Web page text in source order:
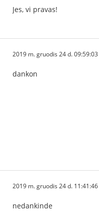
Jes, vi pravas!
2019 m. gruodis 24 d. 09:59:03
dankon
2019 m. gruodis 24 d. 11:41:46
nedankinde